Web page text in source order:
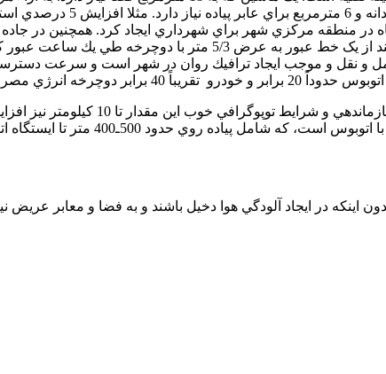
فضا اشغال مي كند در حاليكه دوچرخه به 4 متر مربع براي هر فرد دوچرخه
بادوچرخه انجام مي شود) 22 هكتار زمين اضافي توقفگاه در منطقه مركزي شهر براي شهرداري ايجاد کرد.
مطمئن سيستمهاي حمل و نقل و موجب ايجاد ترافيك روان در شهر است و سرعت
دوچرخه براي سفرهاي كوتاه در فواصل 2 تا 3 كيلومتر در مناطق مسطح كاملاً مناسب است
فواصل تا 3 كيلومتر، بطور ويژه، دوچرخه تقريباً هميشه قادر به ارائة زمانهاي سفر كمتر
در ايجاد آلودگي هوا دخيل باشند و به فضا و معابر عريض